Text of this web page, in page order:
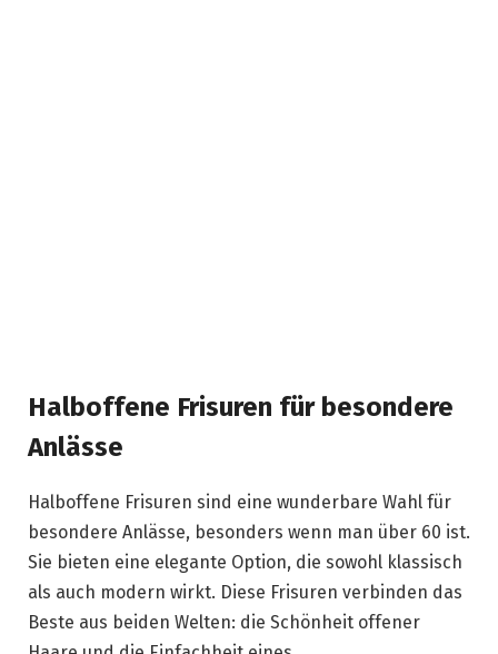
Halboffene Frisuren für besondere
Anlässe
Halboffene Frisuren sind eine wunderbare Wahl für
besondere Anlässe, besonders wenn man über 60 ist.
Sie bieten eine elegante Option, die sowohl klassisch
als auch modern wirkt. Diese Frisuren verbinden das
Beste aus beiden Welten: die Schönheit offener